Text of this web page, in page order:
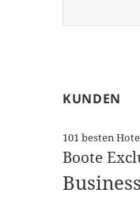
KUNDEN
101 besten
Boote